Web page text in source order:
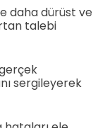
daha dürüst ve
talebi
sergileyerek